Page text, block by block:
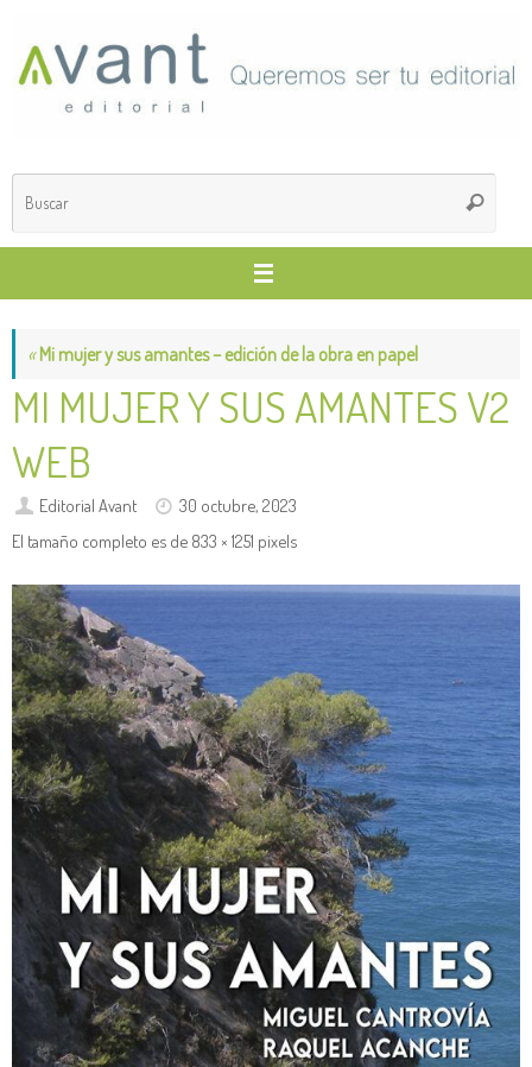
contenido
Buscar
«Mi mujer y sus amantes – edición de la obra en papel
MI MUJER Y SUS AMANTES V2
WEB
Editorial Avant
30 octubre, 2023
El tamaño completo es de 833 × 1251 pixels